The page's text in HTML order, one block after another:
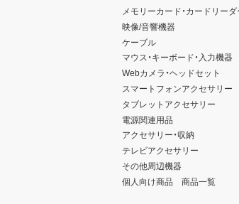
メモリーカード・カードリー
映像/音響機器
ケーブル
マウス・キーボード・入力機器
Webカメラ・ヘッドセット
スマートフォンアクセサリー
タブレットアクセサリー
電源関連用品
アクセサリー・収納
テレビアクセサリー
その他周辺機器
個人向け商品 商品一覧